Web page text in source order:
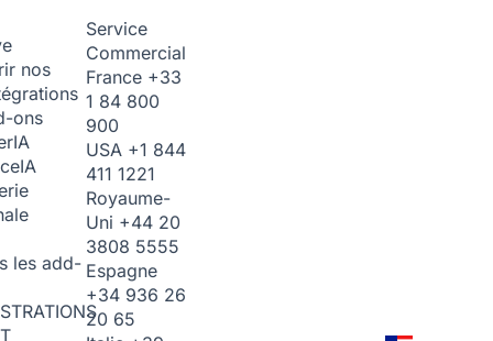
nos
ons
IA
IA
les add-
Service
Commercial
France +33
1 84 800
900
USA +1 844
411 1221
Royaume-
Uni +44 20
3808 5555
Espagne
+34 936 26
20 65